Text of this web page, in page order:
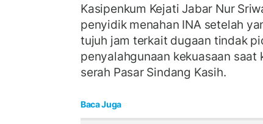
Kasipenkum Kejati Jabar Nur
penyidik menahan INA setelah
tujuh jam terkait dugaan tindak
penyalahgunaan kekuasaan saat
serah Pasar Sindang Kasih.
Baca Juga